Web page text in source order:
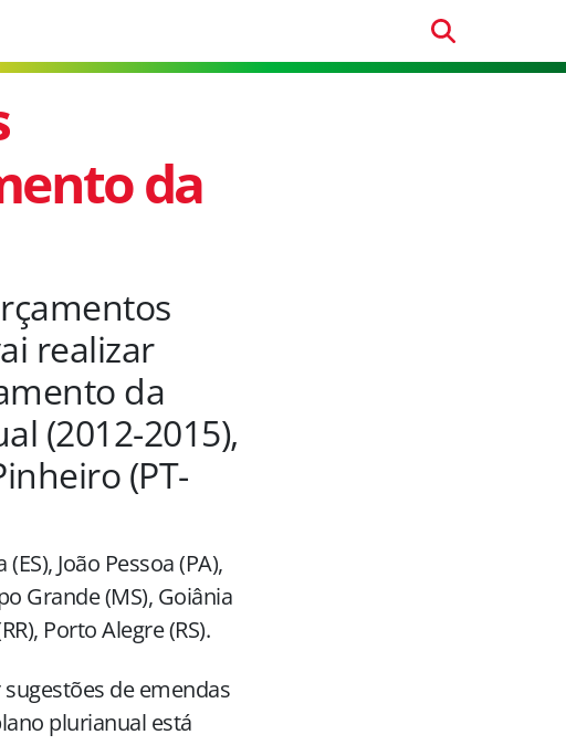
da
realizar
da
(2012-2015),
(PT-
João Pessoa (PA),
Grande (MS), Goiânia
Porto Alegre (RS).
de emendas
plurianual está